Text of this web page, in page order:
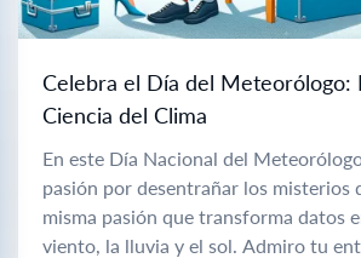
Celebra el Día del Meteorólogo:
Ciencia del Clima
En este Día Nacional del
pasión por desentrañar los misterios
misma pasión que transforma datos
viento, la lluvia y el sol. Admiro tu